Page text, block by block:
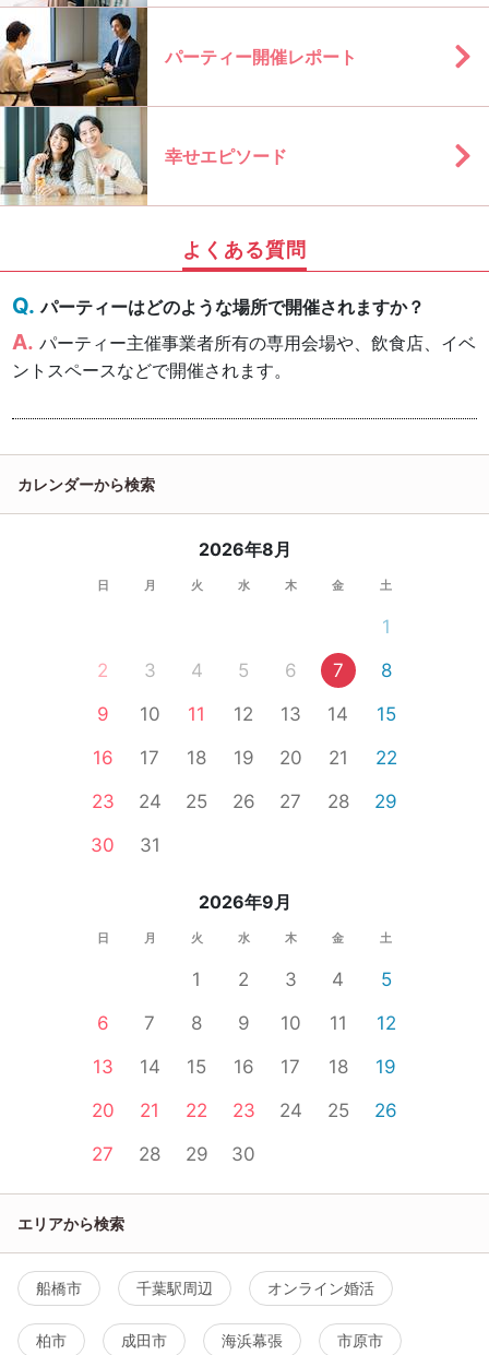
パーティー開催レポート
幸せエピソード
よくある質問
パーティーはどのような場所で開催されますか？
パーティー主催事業者所有の専用会場や、飲食店、イベ
ントスペースなどで開催されます。
カレンダーから検索
2026年8月
日 月 火 水 木 金 土
1
2
3 4 5 6 7
8
9
10 11 12 13 14
15
16
17 18 19 20 21
22
23
24 25 26 27 28
29
30
31
2026年9月
日 月 火 水 木 金 土
1 2 3 4
5
6
7 8 9 10 11
12
13
14 15 16 17 18
19
20
21 22 23 24 25
26
27
28 29 30
エリアから検索
船橋市 千葉駅周辺 オンライン婚活
柏市 成田市 海浜幕張 市原市